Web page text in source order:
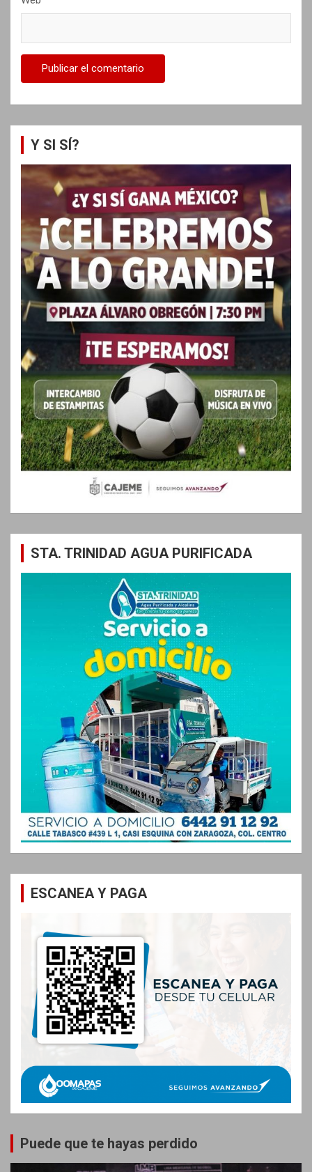
Y SI SÍ?
STA. TRINIDAD AGUA PURIFICADA
ESCANEA Y PAGA
Puede que te hayas perdido